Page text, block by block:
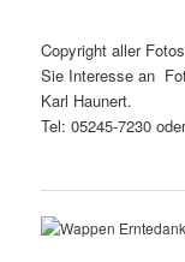
Copyright aller
Sie Interesse an
Karl Haunert.
Tel: 05245-7230